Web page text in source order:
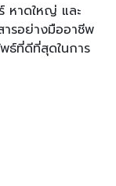
หาดใหญ่ และ
ารอย่างมืออาชีพ
ธ์ที่ดีที่สุดในการ